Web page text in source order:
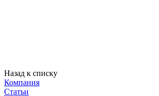
Назад к списку
Компания
Статьи